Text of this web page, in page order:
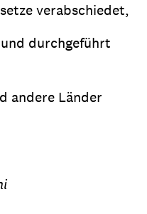
verabschiedet,
durchgeführt
andere Länder